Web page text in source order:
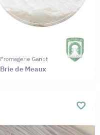
Fromagerie Ganot
Brie de Meaux